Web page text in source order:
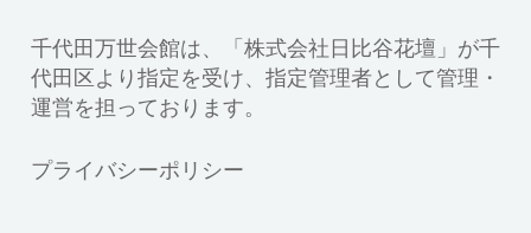
千代田万世会館は、「株式会社日比谷花壇」が千
代田区より指定を受け、指定管理者として管理・
運営を担っております。
プライバシーポリシー